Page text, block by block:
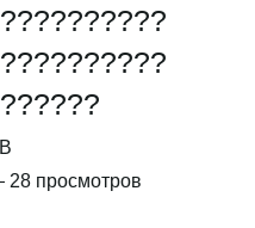
просмотров